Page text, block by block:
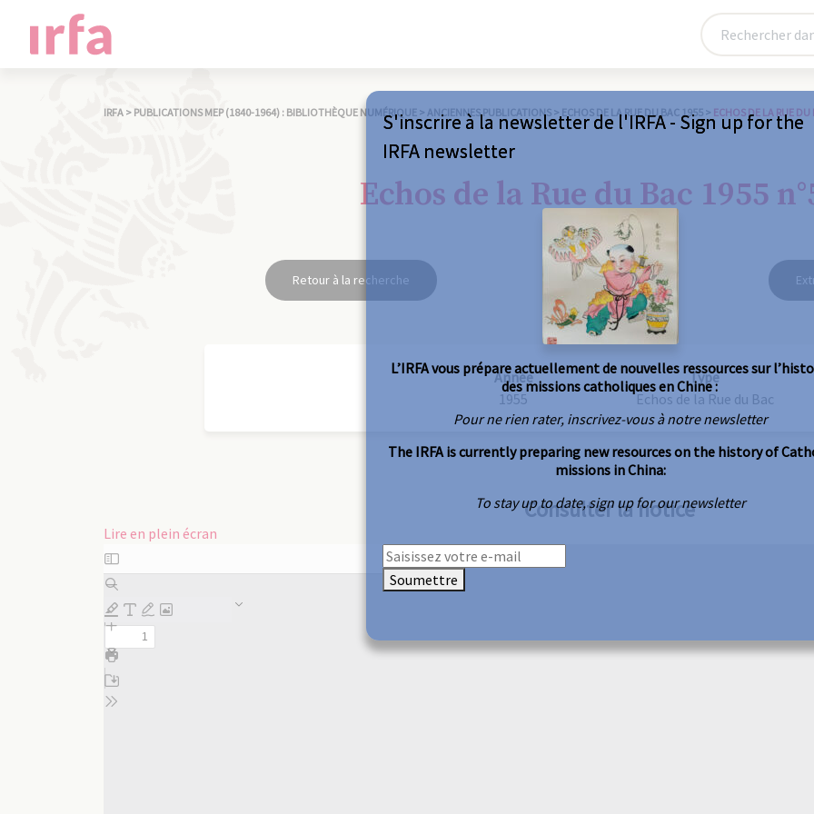
IRFA > PUBLICATIONS MEP (1840-1964) : BIBLIOTHÈQUE NUMÉRIQUE > ANCIENNES PUBLICATIONS > ECHOS DE LA RUE DU BAC 1955 > ECHOS DE LA RUE
Echos de la Rue du Bac 1955
Retour à la recherche
Année
1955
Type
Echos de la Rue du Bac
Consulter la notice
Lire en plein écran
Aller
au
contenu
PDF
S'inscrire à la newsletter de l'IRFA - Sign up for the
IRFA newsletter
L’IRFA vous prépare actuellement de nouvelles ressources sur
des missions catholiques en Chine :
Pour ne rien rater, inscrivez-vous à notre newsletter
The IRFA is currently preparing new resources on the history of
missions in China:
To stay up to date, sign up for our newsletter
Soumettre